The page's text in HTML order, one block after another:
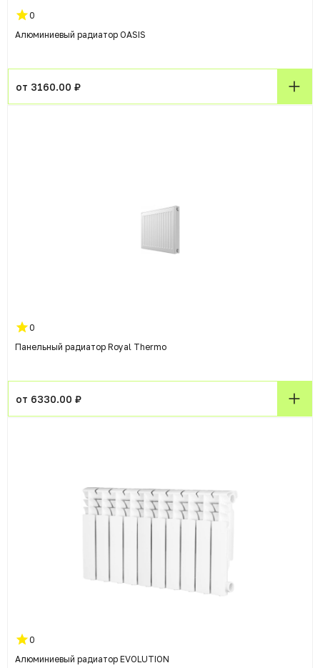
0
Алюминиевый радиатор OASIS
от 3160.00 ₽
0
Панельный радиатор Royal Thermo
от 6330.00 ₽
0
Алюминиевый радиатор EVOLUTION